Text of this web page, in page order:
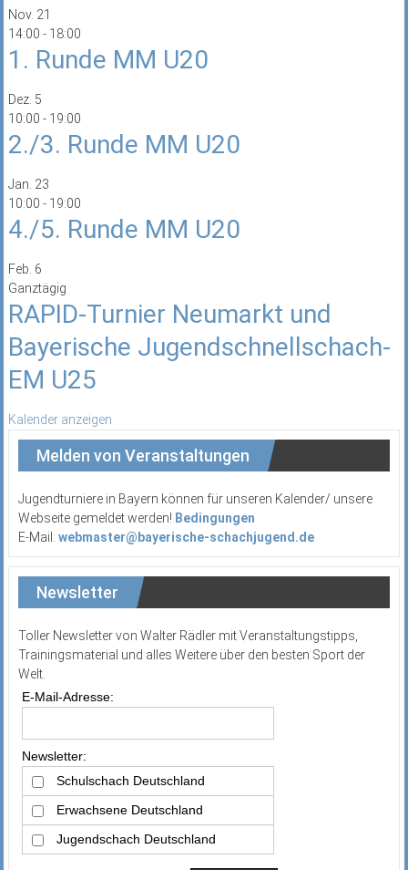
Nov. 21
14:00 - 18:00
1. Runde MM U20
Dez. 5
10:00 - 19:00
2./3. Runde MM U20
Jan. 23
10:00 - 19:00
4./5. Runde MM U20
Feb. 6
Ganztägig
RAPID-Turnier Neumarkt und
Bayerische Jugendschnellschach-
EM U25
Kalender anzeigen
Melden von Veranstaltungen
Jugendturniere in Bayern können für unseren Kalender/ unsere
Webseite gemeldet werden! Bedingungen
E-Mail: webmaster@bayerische-schachjugend.de
Newsletter
Toller Newsletter von Walter Rädler mit Veranstaltungstipps,
Trainingsmaterial und alles Weitere über den besten Sport der
Welt.
E-Mail-Adresse:
Newsletter:
Schulschach Deutschland
Erwachsene Deutschland
Jugendschach Deutschland